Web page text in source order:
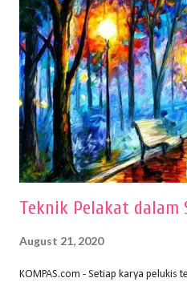
menggambar bentuk: 1. Kertas
membutuhkan kertas yang baik
nyaman dan maksimal. Bahan
adalah tidak mudah sobek,
proses menggores dan
ideal digunakan untuk
menggunakan pen...
Teknik Pelakat dalam
August 21, 2020
KOMPAS.com - Setiap karya